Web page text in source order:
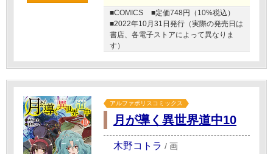
■COMICS
■定価748円（10%税込）
■2022年10月31日発行（実際の発売日は
書店、各電子ストアによって異なりま
す）
アルファポリスコミックス
月が導く異世界道中10
木野コトラ / 画